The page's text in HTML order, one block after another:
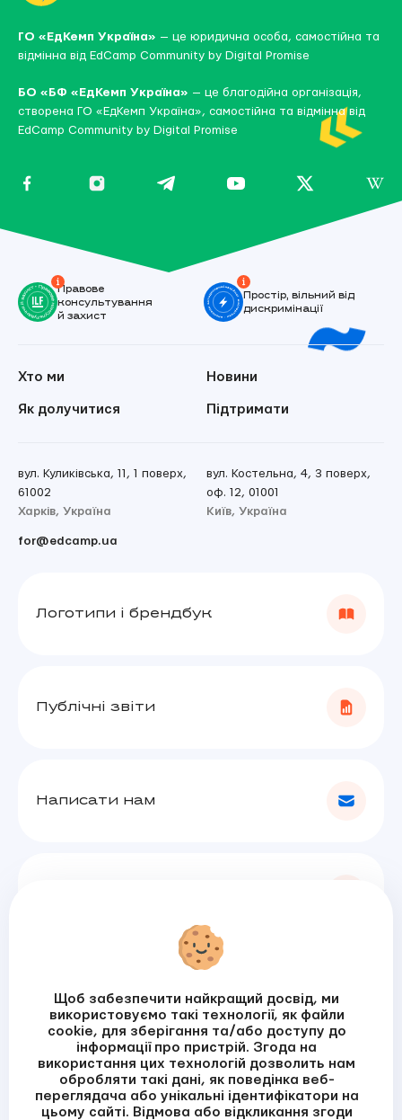
Щоб забезпечити найкращий досвід, ми
використовуємо такі технології, як файли
cookie, для зберігання та/або доступу до
інформації про пристрій. Згода на
використання цих технологій дозволить нам
обробляти такі дані, як поведінка веб-
переглядача або унікальні ідентифікатори на
цьому сайті. Відмова або відкликання згоди
ГО «ЕдКемп Україна» — це юридична особа, самостійна та
відмінна від EdCamp Community by Digital Promise
БО «БФ «ЕдКемп Україна» — це благодійна організація,
створена ГО «ЕдКемп Україна», самостійна та відмінна від
EdCamp Community by Digital Promise
Хто ми Новини
Як долучитися Підтримати
вул. Куликівська, 11, 1 поверх,
61002
Харків, Україна
вул. Костельна, 4, 3 поверх,
оф. 12, 01001
Київ, Україна
for@edcamp.ua
Правове
консультування
й захист
Простір, вільний від
дискримінації
Підписатись на розсилку
Я прочитала / прочитав Політику приватності
ПІДПИСАТИСЬ
Логотипи і брендбук
Написати нам
Публічні звіти